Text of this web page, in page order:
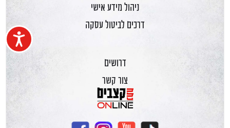
ניהול מידע אישי
דרכים לביטול עסקה
דרושים
צור קשר